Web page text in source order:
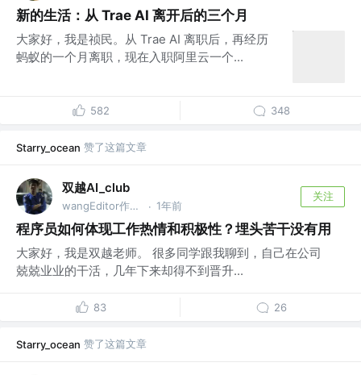
新的生活：从 Trae AI 离开后的三个月
大家好，我是祯民。从 Trae AI 离职后，再经历
蚂蚁的一个月离职，现在入职阿里云一个...
582 348
Starry_ocean 赞了这篇文章
双越AI_club
wangEditor作者，慕课网讲师 · 1年前
关注
程序员如何体现工作热情和积极性？埋头苦干没有用
大家好，我是双越老师。 很多同学跟我聊到，自己在公司
兢兢业业的干活，几年下来却得不到晋升...
83 26
Starry_ocean 赞了这篇文章